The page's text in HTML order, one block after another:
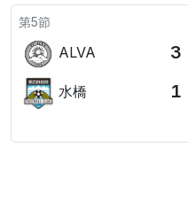
第5節
ALVA 3
水橋 1